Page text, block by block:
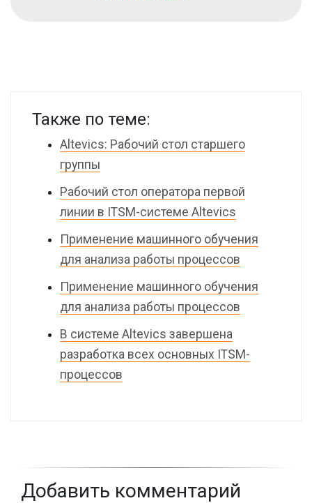
Также по теме:
Altevics: Рабочий стол старшего
группы
Рабочий стол оператора первой
линии в ITSM-системе Altevics
Применение машинного обучения
для анализа работы процессов
Применение машинного обучения
для анализа работы процессов
В системе Altevics завершена
разработка всех основных ITSM-
процессов
Добавить комментарий